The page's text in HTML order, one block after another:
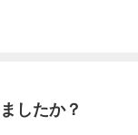
したか？